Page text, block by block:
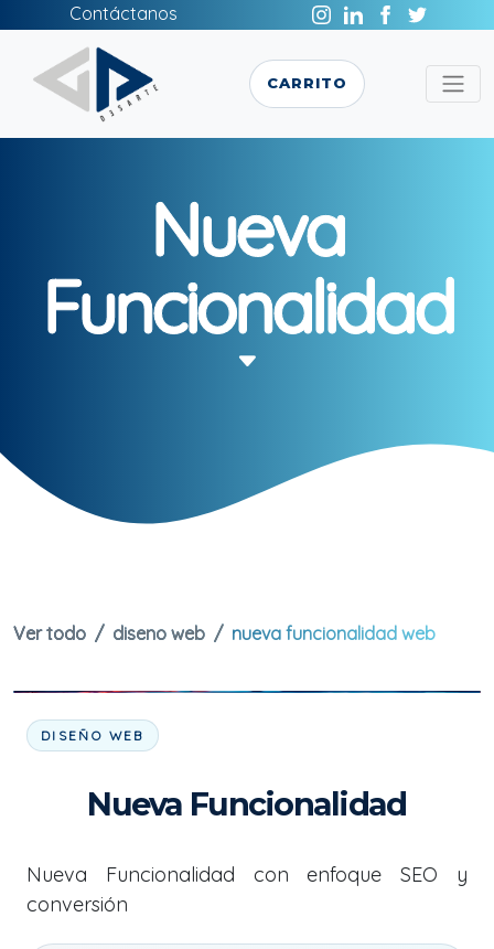
Contáctanos
CARRITO
Nueva
Funcionalidad
Ver todo diseno web nueva funcionalidad web
DISEÑO WEB
Nueva Funcionalidad
Nueva Funcionalidad con enfoque SEO y
conversión